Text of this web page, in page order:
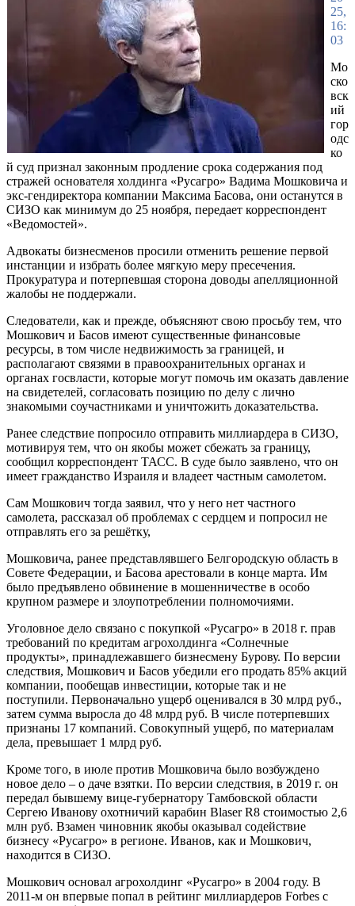
25,
16:
03
Мо
ско
вск
ий
гор
одс
ко
й суд признал законным продление срока содержания под
стражей основателя холдинга «Русагро» Вадима Мошковича и
экс-гендиректора компании Максима Басова, они останутся в
СИЗО как минимум до 25 ноября, передает корреспондент
«Ведомостей».
Адвокаты бизнесменов просили отменить решение первой
инстанции и избрать более мягкую меру пресечения.
Прокуратура и потерпевшая сторона доводы апелляционной
жалобы не поддержали.
Следователи, как и прежде, объясняют свою просьбу тем, что
Мошкович и Басов имеют существенные финансовые
ресурсы, в том числе недвижимость за границей, и
располагают связями в правоохранительных органах и
органах госвласти, которые могут помочь им оказать давление
на свидетелей, согласовать позицию по делу с лично
знакомыми соучастниками и уничтожить доказательства.
Ранее следствие попросило отправить миллиардера в СИЗО,
мотивируя тем, что он якобы может сбежать за границу,
сообщил корреспондент ТАСС. В суде было заявлено, что он
имеет гражданство Израиля и владеет частным самолетом.
Сам Мошкович тогда заявил, что у него нет частного
самолета, рассказал об проблемах с сердцем и попросил не
отправлять его за решётку,
Мошковича, ранее представлявшего Белгородскую область в
Совете Федерации, и Басова арестовали в конце марта. Им
было предъявлено обвинение в мошенничестве в особо
крупном размере и злоупотреблении полномочиями.
Уголовное дело связано с покупкой «Русагро» в 2018 г. прав
требований по кредитам агрохолдинга «Солнечные
продукты», принадлежавшего бизнесмену Бурову. По версии
следствия, Мошкович и Басов убедили его продать 85% акций
компании, пообещав инвестиции, которые так и не
поступили. Первоначально ущерб оценивался в 30 млрд руб.,
затем сумма выросла до 48 млрд руб. В числе потерпевших
признаны 17 компаний. Совокупный ущерб, по материалам
дела, превышает 1 млрд руб.
Кроме того, в июле против Мошковича было возбуждено
новое дело – о даче взятки. По версии следствия, в 2019 г. он
передал бывшему вице-губернатору Тамбовской области
Сергею Иванову охотничий карабин Blaser R8 стоимостью 2,6
млн руб. Взамен чиновник якобы оказывал содействие
бизнесу «Русагро» в регионе. Иванов, как и Мошкович,
находится в СИЗО.
Мошкович основал агрохолдинг «Русагро» в 2004 году. В
2011-м он впервые попал в рейтинг миллиардеров Forbes с